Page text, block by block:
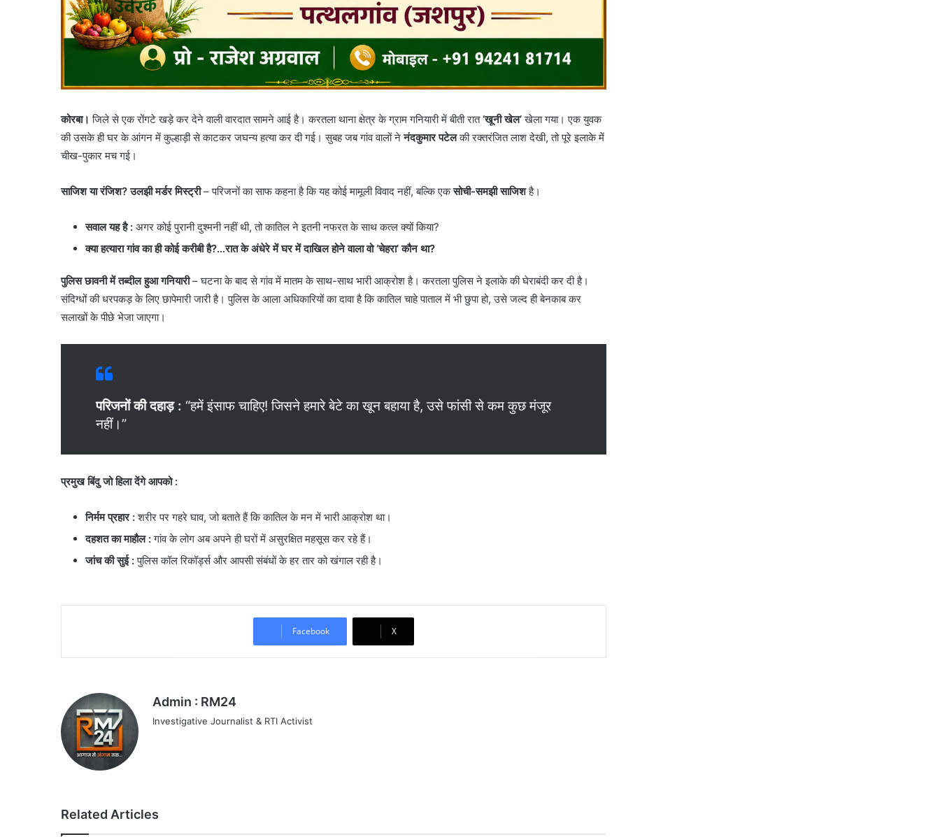
कोरबा। जिले से एक रोंगटे खड़े कर देने वाली वारदात सामने आई है। करतला थाना क्षेत्र के ग्राम गनियारी में बीती रात‘खूनी खेल’खेला गया। एक युवक
की उसके ही घर के आंगन में कुल्हाड़ी से काटकर जघन्य हत्या कर दी गई। सुबह जब गांव वालों नेनंदकुमार पटेलकी रक्तरंजित लाश देखी, तो पूरे इलाके में
चीख-पुकार मच गई।
साजिश या रंजिश? उलझी मर्डर मिस्ट्री– परिजनों का साफ कहना है कि यह कोई मामूली विवाद नहीं, बल्कि एकसोची-समझी साजिशहै।
सवाल यह है : अगर कोई पुरानी दुश्मनी नहीं थी, तो कातिल ने इतनी नफरत के साथ कत्ल क्यों किया?
क्या हत्यारा गांव का ही कोई करीबी है?…रात के अंधेरे में घर में दाखिल होने वाला वो ‘चेहरा’ कौन था?
पुलिस छावनी में तब्दील हुआ गनियारी– घटना के बाद से गांव में मातम के साथ-साथ भारी आक्रोश है। करतला पुलिस ने इलाके की घेराबंदी कर दी है।
संदिग्धों की धरपकड़ के लिए छापेमारी जारी है। पुलिस के आला अधिकारियों का दावा है कि कातिल चाहे पाताल में भी छुपा हो, उसे जल्द ही बेनकाब कर
सलाखों के पीछे भेजा जाएगा।
परिजनों की दहाड़ : “हमें इंसाफ चाहिए! जिसने हमारे बेटे का खून बहाया है, उसे फांसी से कम कुछ मंजूर
नहीं।”
प्रमुख बिंदु जो हिला देंगे आपको :
निर्मम प्रहार :शरीर पर गहरे घाव, जो बताते हैं कि कातिल के मन में भारी आक्रोश था।
दहशत का माहौल :गांव के लोग अब अपने ही घरों में असुरक्षित महसूस कर रहे हैं।
जांच की सुई :पुलिस कॉल रिकॉर्ड्स और आपसी संबंधों के हर तार को खंगाल रही है।
Facebook X
Admin : RM24
Investigative Journalist & RTI Activist
Related Articles